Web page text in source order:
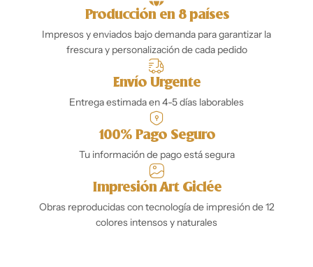
Producción en 8 países
Impresos y enviados bajo demanda para garantizar la
frescura y personalización de cada pedido
Envío Urgente
Entrega estimada en 4-5 días laborables
100% Pago Seguro
Tu información de pago está segura
Impresión Art Giclée
Obras reproducidas con tecnología de impresión de 12
colores intensos y naturales